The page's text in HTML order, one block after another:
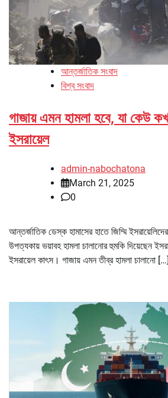
আন্তর্জাতিক সংবাদ
বিশ্ব সংবাদ
গাজায় এমন হামলা হবে, যা কেউ
ইসরায়েল
admin-nabochatona
March 21, 2025
0
আন্তর্জাতিক ডেস্ক হামাসের হাতে জিম্মি
উপত্যকায় ভয়াবহ হামলা চালানোর হুমকি দিয়েছেন
ইসরায়েল কাৎস। গাজায় এমন তীব্র হামলা চালানো […]